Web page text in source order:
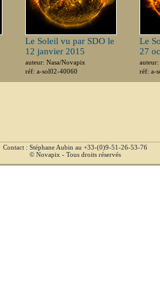
Le Soleil vu par SDO le
12 janvier 2015
auteur: Nasa/Novapix
réf: a-sol02-40060
Le
27
réf: a-
Contact : Stéphane Aubin au +33-(0)9-51-26-53-76
© Novapix - Tous droits réservés